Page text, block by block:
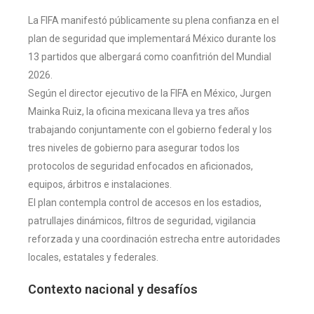
La FIFA manifestó públicamente su plena confianza en el
plan de seguridad que implementará México durante los
13 partidos que albergará como coanfitrión del Mundial
2026.
Según el director ejecutivo de la FIFA en México, Jurgen
Mainka Ruiz, la oficina mexicana lleva ya tres años
trabajando conjuntamente con el gobierno federal y los
tres niveles de gobierno para asegurar todos los
protocolos de seguridad enfocados en aficionados,
equipos, árbitros e instalaciones.
El plan contempla control de accesos en los estadios,
patrullajes dinámicos, filtros de seguridad, vigilancia
reforzada y una coordinación estrecha entre autoridades
locales, estatales y federales.
Contexto nacional y desafíos